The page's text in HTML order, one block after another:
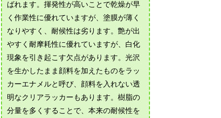
ばれます。揮発性が高いことで乾燥が早
く作業性に優れていますが、塗膜が薄く
なりやすく、耐候性は劣ります。艶が出
やすく耐摩耗性に優れていますが、白化
現象を引き起こす欠点があります。光沢
を生かしたまま顔料を加えたものをラッ
カーエナメルと呼び、顔料を入れない透
明なクリアラッカーもあります。樹脂の
分量を多くすることで、本来の耐候性を